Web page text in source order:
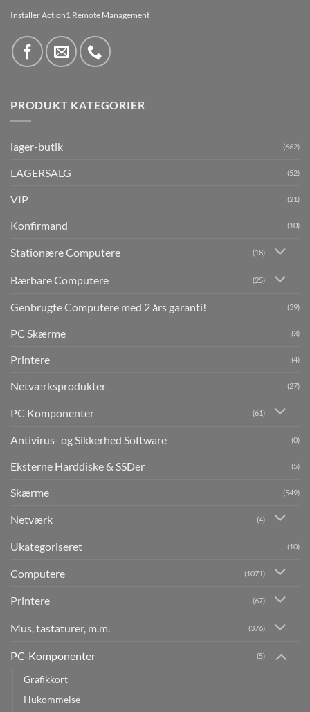
Installer Action1 Remote Management
PRODUKT KATEGORIER
lager-butik (662)
LAGERSALG (52)
VIP (21)
Konfirmand (10)
Stationære Computere (18)
Bærbare Computere (25)
Genbrugte Computere med 2 års garanti! (39)
PC Skærme (3)
Printere (4)
Netværksprodukter (27)
PC Komponenter (61)
Antivirus- og Sikkerhed Software (0)
Eksterne Harddiske & SSDer (5)
Skærme (549)
Netværk (4)
Ukategoriseret (10)
Computere (1071)
Printere (67)
Mus, tastaturer, m.m. (376)
PC-Komponenter (5)
Grafikkort
Hukommelse